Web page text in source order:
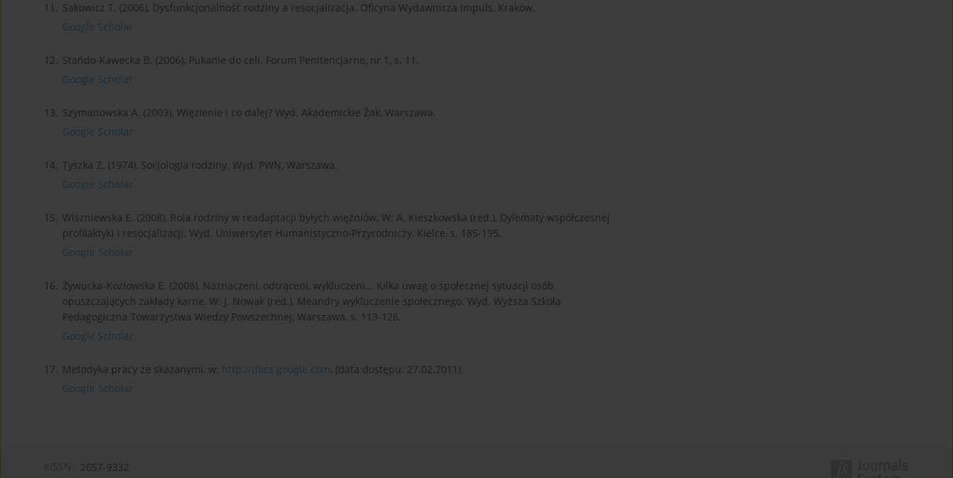
11. Sakowicz T. (2006), Dysfunkcjonalność rodziny a resocjalizacja. Oficyna Wydawnicza Impuls, Kraków.
Google Scholar
12. Stańdo-Kawecka B. (2006), Pukanie do celi. Forum Penitencjarne, nr 1, s. 11.
Google Scholar
13. Szymanowska A. (2003), Więzienie i co dalej? Wyd. Akademickie Żak, Warszawa.
Google Scholar
14. Tyszka Z. (1974), Socjologia rodziny. Wyd. PWN, Warszawa.
Google Scholar
15. Wiszniewska E. (2008), Rola rodziny w readaptacji byłych więźniów, W: A. Kieszkowska (red.), Dylematy współczesnej
profilaktyki i resocjalizacji. Wyd. Uniwersytet Humanistyczno-Przyrodniczy, Kielce, s. 185-195.
Google Scholar
16. Żywucka-Kozłowska E. (2008), Naznaczeni, odtrąceni, wykluczeni... Kilka uwag o społecznej sytuacji osób
opuszczających zakłady karne, W: J. Nowak (red.), Meandry wykluczenie społecznego. Wyd. Wyższa Szkoła
Pedagogiczna Towarzystwa Wiedzy Powszechnej, Warszawa, s. 113-126.
Google Scholar
17. Metodyka pracy ze skazanymi, w: http://docs.google.com, (data dostępu: 27.02.2011).
Google Scholar
2657-9332